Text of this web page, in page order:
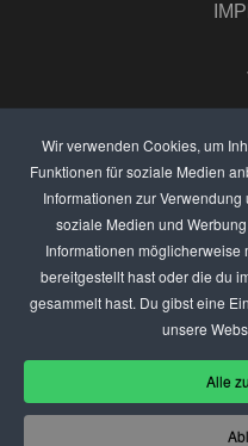
Wir verwenden Cookies, um
Funktionen für soziale Medien
Informationen zur
soziale Medien und
Informationen möglicherweise
bereitgestellt hast oder die du
gesammelt hast. Du gibst eine
unsere
Alle
DEIN